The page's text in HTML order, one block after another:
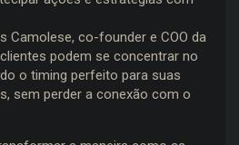
Camolese, co-founder e COO da
podem se concentrar no
o timing perfeito para suas
sem perder a conexão com o